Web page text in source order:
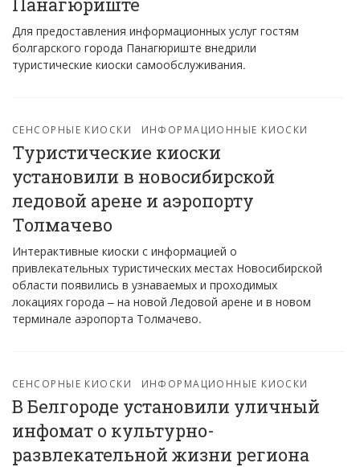
Для предоставления информационных услуг гостям
болгарского города Панагюриште внедрили
туристические киоски самообслуживания.
СЕНСОРНЫЕ КИОСКИ ИНФОРМАЦИОННЫЕ КИОСКИ
Туристические киоски
установили в новосибирской
ледовой арене и аэропорту
Толмачево
Интерактивные киоски с информацией о
привлекательных туристических местах Новосибирской
области появились в узнаваемых и проходимых
локациях города – на новой Ледовой арене и в новом
терминале аэропорта Толмачево.
СЕНСОРНЫЕ КИОСКИ ИНФОРМАЦИОННЫЕ КИОСКИ
В Белгороде установили уличный
инфомат о культурно-
развлекательной жизни региона